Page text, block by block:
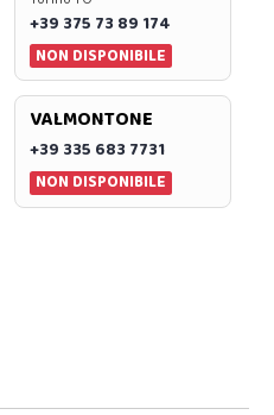
+39 375 73 89 174
NON DISPONIBILE
VALMONTONE
+39 335 683 7731
NON DISPONIBILE